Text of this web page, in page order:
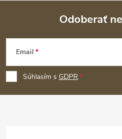
Z
p
ä
Odoberať
Email
Súhlasím s GDPR